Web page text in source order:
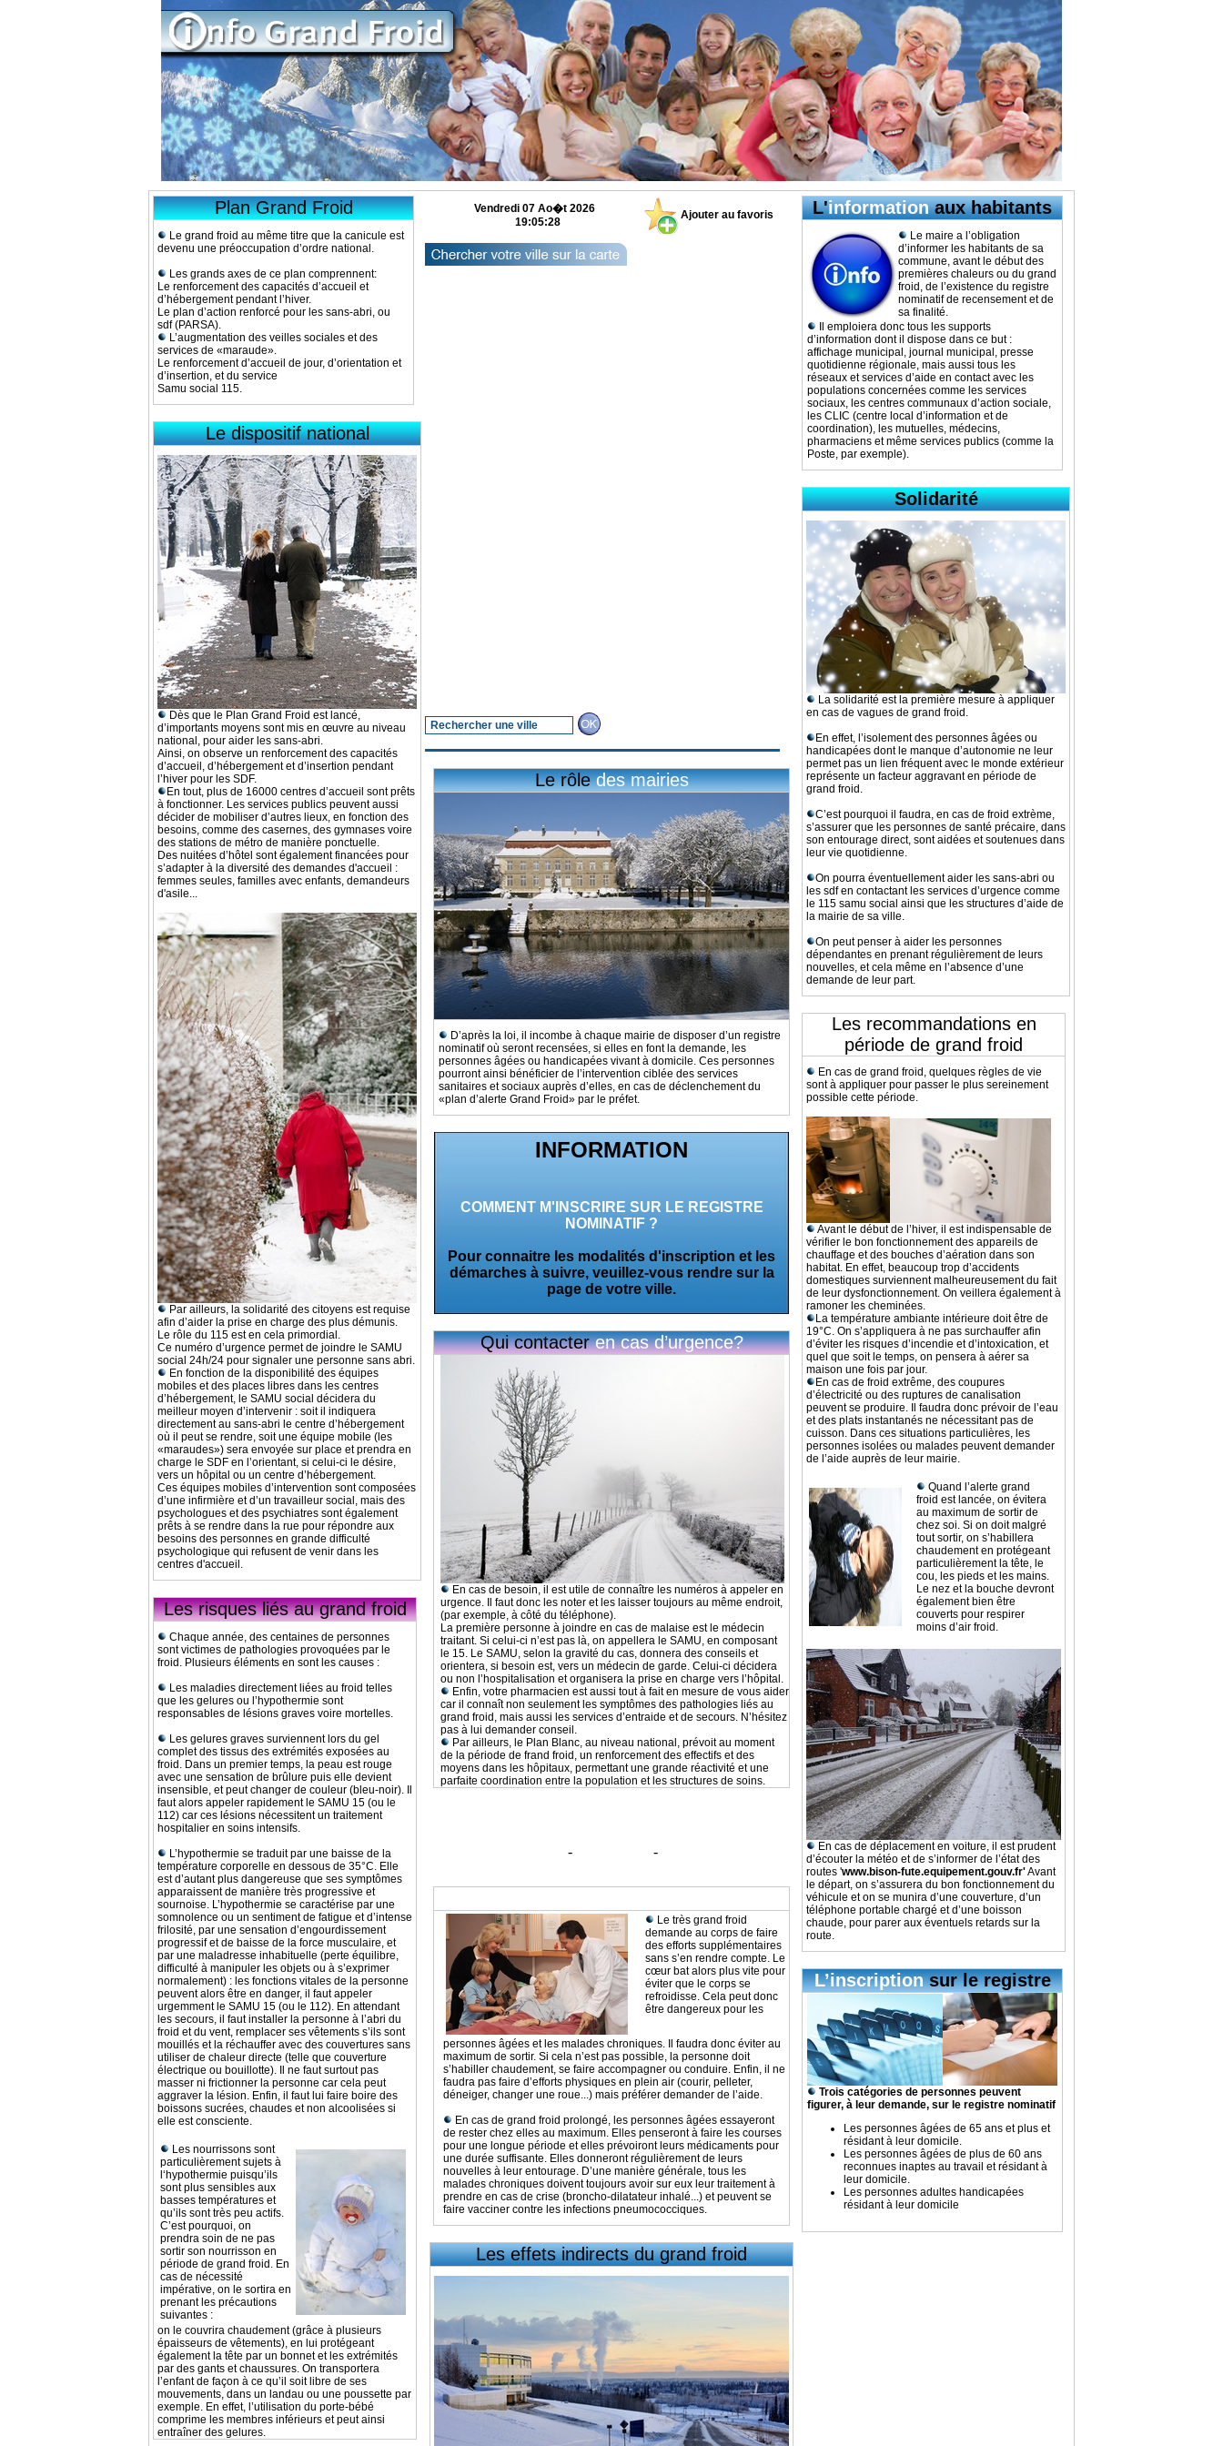
Plan Grand Froid
Le grand froid au même titre que la canicule est
devenu une préoccupation d’ordre national.
Les grands axes de ce plan comprennent:
Le renforcement des capacités d’accueil et
d’hébergement pendant l’hiver.
Le plan d’action renforcé pour les sans-abri, ou
sdf (PARSA).
L’augmentation des veilles sociales et des
services de «maraude».
Le renforcement d’accueil de jour, d’orientation et
d’insertion, et du service
Samu social 115.
Le dispositif national
Dès que le Plan Grand Froid est lancé,
d’importants moyens sont mis en œuvre au niveau
national, pour aider les sans-abri.
Ainsi, on observe un renforcement des capacités
d’accueil, d’hébergement et d’insertion pendant
l’hiver pour les SDF.
En tout, plus de 16000 centres d’accueil sont prêts
à fonctionner. Les services publics peuvent aussi
décider de mobiliser d’autres lieux, en fonction des
besoins, comme des casernes, des gymnases voire
des stations de métro de manière ponctuelle.
Des nuitées d’hôtel sont également financées pour
s’adapter à la diversité des demandes d'accueil :
femmes seules, familles avec enfants, demandeurs
d'asile...
Par ailleurs, la solidarité des citoyens est requise
afin d’aider la prise en charge des plus démunis.
Le rôle du 115 est en cela primordial.
Ce numéro d’urgence permet de joindre le SAMU
social 24h/24 pour signaler une personne sans abri.
En fonction de la disponibilité des équipes
mobiles et des places libres dans les centres
d’hébergement, le SAMU social décidera du
meilleur moyen d’intervenir : soit il indiquera
directement au sans-abri le centre d’hébergement
où il peut se rendre, soit une équipe mobile (les
«maraudes») sera envoyée sur place et prendra en
charge le SDF en l’orientant, si celui-ci le désire,
vers un hôpital ou un centre d’hébergement.
Ces équipes mobiles d’intervention sont composées
d’une infirmière et d’un travailleur social, mais des
psychologues et des psychiatres sont également
prêts à se rendre dans la rue pour répondre aux
besoins des personnes en grande difficulté
psychologique qui refusent de venir dans les
centres d'accueil.
Les risques liésau grand froid
Chaque année, des centaines de personnes
sont victimes de pathologies provoquées par le
froid. Plusieurs éléments en sont les causes :
Les maladies directement liées au froid telles
que les gelures ou l’hypothermie sont
responsables de lésions graves voire mortelles.
Les gelures graves surviennent lors du gel
complet des tissus des extrémités exposées au
froid. Dans un premier temps, la peau est rouge
avec une sensation de brûlure puis elle devient
insensible, et peut changer de couleur (bleu-noir). Il
faut alors appeler rapidement le SAMU 15 (ou le
112) car ces lésions nécessitent un traitement
hospitalier en soins intensifs.
L’hypothermie se traduit par une baisse de la
température corporelle en dessous de 35°C. Elle
est d’autant plus dangereuse que ses symptômes
apparaissent de manière très progressive et
sournoise. L’hypothermie se caractérise par une
somnolence ou un sentiment de fatigue et d’intense
frilosité, par une sensation d’engourdissement
progressif et de baisse de la force musculaire, et
par une maladresse inhabituelle (perte équilibre,
difficulté à manipuler les objets ou à s’exprimer
normalement) : les fonctions vitales de la personne
peuvent alors être en danger, il faut appeler
urgemment le SAMU 15 (ou le 112). En attendant
les secours, il faut installer la personne à l’abri du
froid et du vent, remplacer ses vêtements s’ils sont
mouillés et la réchauffer avec des couvertures sans
utiliser de chaleur directe (telle que couverture
électrique ou bouillotte). Il ne faut surtout pas
masser ni frictionner la personne car cela peut
aggraver la lésion. Enfin, il faut lui faire boire des
boissons sucrées, chaudes et non alcoolisées si
elle est consciente.
Les nourrissons sont
particulièrement sujets à
l‘hypothermie puisqu’ils
sont plus sensibles aux
basses températures et
qu’ils sont très peu actifs.
C’est pourquoi, on
prendra soin de ne pas
sortir son nourrisson en
période de grand froid. En
cas de nécessité
impérative, on le sortira en
prenant les précautions
suivantes :
on le couvrira chaudement (grâce à plusieurs
épaisseurs de vêtements), en lui protégeant
également la tête par un bonnet et les extrémités
par des gants et chaussures. On transportera
l’enfant de façon à ce qu’il soit libre de ses
mouvements, dans un landau ou une poussette par
exemple. En effet, l’utilisation du porte-bébé
comprime les membres inférieurs et peut ainsi
entraîner des gelures.
Vendredi 07 Ao�t 2026
19:05:29
Ajouter au favoris
Le rôledes mairies
D’après la loi, il incombe à chaque mairie de disposer d’un registre
nominatif où seront recensées, si elles en font la demande, les
personnes âgées ou handicapées vivant à domicile. Ces personnes
pourront ainsi bénéficier de l’intervention ciblée des services
sanitaires et sociaux auprès d’elles, en cas de déclenchement du
«plan d’alerte Grand Froid» par le préfet.
INFORMATION
COMMENT M'INSCRIRE SUR LE REGISTRE
NOMINATIF ?
Pour connaitre les modalités d'inscription et les
démarches à suivre, veuillez-vous rendre sur la
page de votre ville.
Qui contacteren cas d’urgence?
En cas de besoin, il est utile de connaître les numéros à appeler en
urgence. Il faut donc les noter et les laisser toujours au même endroit,
(par exemple, à côté du téléphone).
La première personne à joindre en cas de malaise est le médecin
traitant. Si celui-ci n’est pas là, on appellera le SAMU, en composant
le 15. Le SAMU, selon la gravité du cas, donnera des conseils et
orientera, si besoin est, vers un médecin de garde. Celui-ci décidera
ou non l’hospitalisation et organisera la prise en charge vers l’hôpital.
Enfin, votre pharmacien est aussi tout à fait en mesure de vous aider
car il connaît non seulement les symptômes des pathologies liés au
grand froid, mais aussi les services d’entraide et de secours. N’hésitez
pas à lui demander conseil.
Par ailleurs, le Plan Blanc, au niveau national, prévoit au moment
de la période de frand froid, un renforcement des effectifs et des
moyens dans les hôpitaux, permettant une grande réactivité et une
parfaite coordination entre la population et les structures de soins.
- -
Le très grand froid
demande au corps de faire
des efforts supplémentaires
sans s’en rendre compte. Le
cœur bat alors plus vite pour
éviter que le corps se
refroidisse. Cela peut donc
être dangereux pour les
personnes âgées et les malades chroniques. Il faudra donc éviter au
maximum de sortir. Si cela n’est pas possible, la personne doit
s’habiller chaudement, se faire accompagner ou conduire. Enfin, il ne
faudra pas faire d’efforts physiques en plein air (courir, pelleter,
déneiger, changer une roue...) mais préférer demander de l’aide.
En cas de grand froid prolongé, les personnes âgées essayeront
de rester chez elles au maximum. Elles penseront à faire les courses
pour une longue période et elles prévoiront leurs médicaments pour
une durée suffisante. Elles donneront régulièrement de leurs
nouvelles à leur entourage. D’une manière générale, tous les
malades chroniques doivent toujours avoir sur eux leur traitement à
prendre en cas de crise (broncho-dilatateur inhalé...) et peuvent se
faire vacciner contre les infections pneumococciques.
Les effets indirectsdu grand froid
L'informationaux habitants
Le maire a l’obligation
d’informer les habitants de sa
commune, avant le début des
premières chaleurs ou du grand
froid, de l’existence du registre
nominatif de recensement et de
sa finalité.
Il emploiera donc tous les supports
d’information dont il dispose dans ce but :
affichage municipal, journal municipal, presse
quotidienne régionale, mais aussi tous les
réseaux et services d’aide en contact avec les
populations concernées comme les services
sociaux, les centres communaux d’action sociale,
les CLIC (centre local d’information et de
coordination), les mutuelles, médecins,
pharmaciens et même services publics (comme la
Poste, par exemple).
Solidarité
La solidarité est la première mesure à appliquer
en cas de vagues de grand froid.
En effet, l’isolement des personnes âgées ou
handicapées dont le manque d’autonomie ne leur
permet pas un lien fréquent avec le monde extérieur
représente un facteur aggravant en période de
grand froid.
C’est pourquoi il faudra, en cas de froid extrème,
s’assurer que les personnes de santé précaire, dans
son entourage direct, sont aidées et soutenues dans
leur vie quotidienne.
On pourra éventuellement aider les sans-abri ou
les sdf en contactant les services d’urgence comme
le 115 samu social ainsi que les structures d’aide de
la mairie de sa ville.
On peut penser à aider les personnes
dépendantes en prenant régulièrement de leurs
nouvelles, et cela même en l’absence d’une
demande de leur part.
Les recommandations en
période de grand froid
En cas de grand froid, quelques règles de vie
sont à appliquer pour passer le plus sereinement
possible cette période.
Avant le début de l’hiver, il est indispensable de
vérifier le bon fonctionnement des appareils de
chauffage et des bouches d’aération dans son
habitat. En effet, beaucoup trop d’accidents
domestiques surviennent malheureusement du fait
de leur dysfonctionnement. On veillera également à
ramoner les cheminées.
La température ambiante intérieure doit être de
19°C. On s’appliquera à ne pas surchauffer afin
d’éviter les risques d’incendie et d’intoxication, et
quel que soit le temps, on pensera à aérer sa
maison une fois par jour.
En cas de froid extrême, des coupures
d’électricité ou des ruptures de canalisation
peuvent se produire. Il faudra donc prévoir de l’eau
et des plats instantanés ne nécessitant pas de
cuisson. Dans ces situations particulières, les
personnes isolées ou malades peuvent demander
de l’aide auprès de leur mairie.
Quand l’alerte grand
froid est lancée, on évitera
au maximum de sortir de
chez soi. Si on doit malgré
tout sortir, on s’habillera
chaudement en protégeant
particulièrement la tête, le
cou, les pieds et les mains.
Le nez et la bouche devront
également bien être
couverts pour respirer
moins d’air froid.
En cas de déplacement en voiture, il est prudent
d’écouter la météo et de s’informer de l’état des
routes 'www.bison-fute.equipement.gouv.fr'Avant
le départ, on s’assurera du bon fonctionnement du
véhicule et on se munira d’une couverture, d’un
téléphone portable chargé et d’une boisson
chaude, pour parer aux éventuels retards sur la
route.
L’inscriptionsur le registre
Trois catégories de personnes peuvent
figurer, à leur demande, sur le registre nominatif
Les personnes âgées de 65 ans et plus et
résidant à leur domicile.
Les personnes âgées de plus de 60 ans
reconnues inaptes au travail et résidant à
leur domicile.
Les personnes adultes handicapées
résidant à leur domicile